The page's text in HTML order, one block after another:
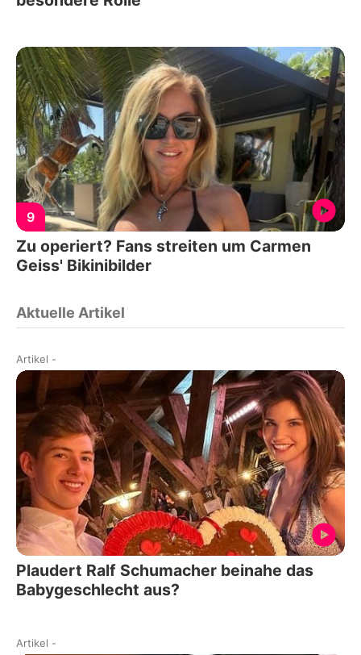
9
Zu operiert? Fans streiten um Carmen
Geiss' Bikinibilder
Aktuelle Artikel
Artikel -
Plaudert Ralf Schumacher beinahe das
Babygeschlecht aus?
Artikel -